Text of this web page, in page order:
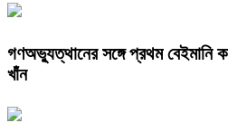
গণঅভ্যুত্থানের সঙ্গে প্রথম বেইমানি
খাঁন